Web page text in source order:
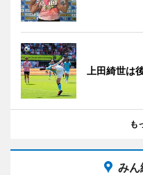
上田綺世
も
みん